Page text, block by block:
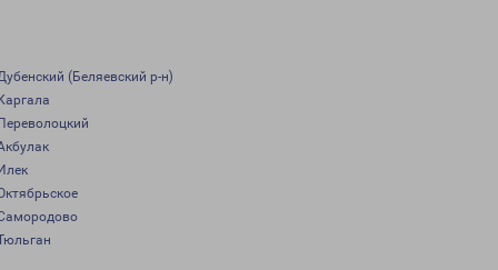
(Беляевский р-н)